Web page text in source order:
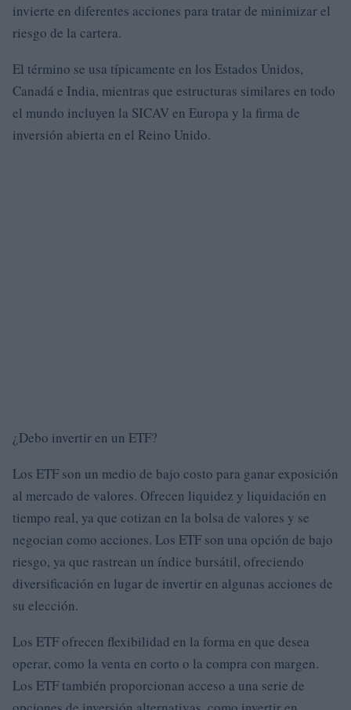
invierte en diferentes acciones para tratar de minimizar el
riesgo de la cartera.
El término se usa típicamente en los Estados Unidos,
Canadá e India, mientras que estructuras similares en todo
el mundo incluyen la SICAV en Europa y la firma de
inversión abierta en el Reino Unido.
¿Debo invertir en un ETF?
Los ETF son un medio de bajo costo para ganar exposición
al mercado de valores. Ofrecen liquidez y liquidación en
tiempo real, ya que cotizan en la bolsa de valores y se
negocian como acciones. Los ETF son una opción de bajo
riesgo, ya que rastrean un índice bursátil, ofreciendo
diversificación en lugar de invertir en algunas acciones de
su elección.
Los ETF ofrecen flexibilidad en la forma en que desea
operar, como la venta en corto o la compra con margen.
Los ETF también proporcionan acceso a una serie de